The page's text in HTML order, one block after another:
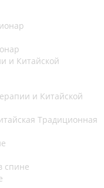
и Китайской
и Китайской
Традиционная
спине